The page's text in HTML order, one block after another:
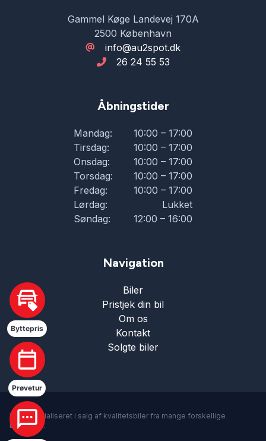
Gammel Køge Landevej 170A
2500 København
info@au2spot.dk
26 24 55 53
Åbningstider
Mandag:
10:00 – 17:00
Tirsdag:
10:00 – 17:00
Onsdag:
10:00 – 17:00
Torsdag:
10:00 – 17:00
Fredag:
10:00 – 17:00
Lørdag:
Lukket
Søndag:
12:00 – 16:00
Navigation
Biler
Pristjek din bil
Om os
Kontakt
Solgte biler
Vi er specialiseret i salg af kvalitetsbiler fra mange forskellige
bilmærker.
Byttepris
Prøvetur
Hej 🖐 Vil du vide,
hvad din bil er værd?